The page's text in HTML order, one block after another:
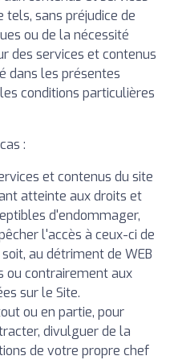
tels, sans préjudice de
ou de la nécessité
des services et contenus
dans les présentes
conditions particulières
:
et contenus du site
atteinte aux droits et
d'endommager,
l'accès à ceux-ci de
au détriment de WEB
ou contrairement aux
sur le Site.
ou en partie, pour
divulguer de la
de votre propre chef